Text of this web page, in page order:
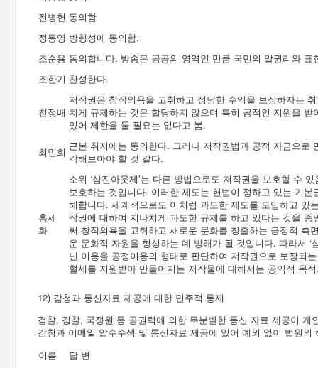
전병헌 동의함
정동영 방향성에 동의함.
조순용 동의합니다. 방송은 공공의 영역인 만큼 국민의 알권리와
조한기 찬성한다.
천정배
저작권은 창작의욕을 고취하고 정당한 수익을 보장하자는
치게 규제하는 것은 합당하지 않으며 특히 공적인 지원을
있어 제한을 둘 필요는 없다고 봄.
최민희 근본 취지에는 동의한다. 그러나 저작권법과 공적 자금으
각해보아야 할 것 같다.
홍세
화
소위 ‘삼진아웃제’는 다른 방법으로도 저작권을 보호할 수
보호하는 것입니다. 이러한 제도는 헌법이 정하고 있는 기
해합니다. 세계적으로도 이처럼 과도한 제도를 도입하고
작권에 대하여 지나치게 과도한 규제를 하고 있다는 것을
써 창작의욕을 고취하고 새로운 문화를 창출하는 긍정적 측
운 문화적 자원을 형성하는 데 방해가 될 것입니다. 따라서
닌 이용을 공정이용의 형태로 판단하여 저작권으로 보장되
혈세를 지원받아 만들어지는 저작물에 대해서는 공익적 목
12) 감청과 통신자료 제공에 대한 민주적 통제
검찰, 경찰, 국정원 등 공권력에 의한 무분별한 통신 자료 제공이
감청과 이메일 압수수색 및 통신자료 제공에 있어 예외 없이 법원
이름
답 변